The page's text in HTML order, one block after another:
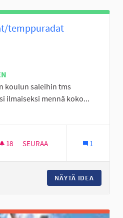
temppuradat
koulun saleihin tms
ilmaiseksi mennä koko...
Pohjoinen Seinäjoki
18 18 SEURAAJAA
SEURAA 1
NÄYTÄ IDEA